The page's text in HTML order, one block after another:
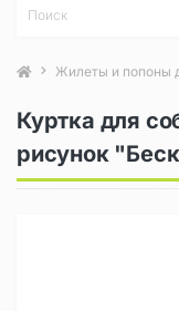
Жилеты и попоны
Куртка для
рисунок